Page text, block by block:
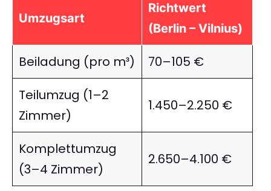
Umzugsart
Richtwert
(Berlin – Vilnius)
Beiladung (pro m³)
70–105 €
Teilumzug (1–2
Zimmer)
1.450–2.250 €
Komplettumzug
(3–4 Zimmer)
2.650–4.100 €